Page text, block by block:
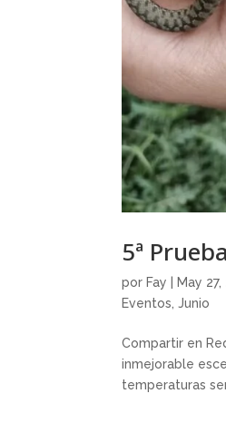
5ª
por Fay May
Eventos ,Junio
Compartir en
inmejorable
temperaturas